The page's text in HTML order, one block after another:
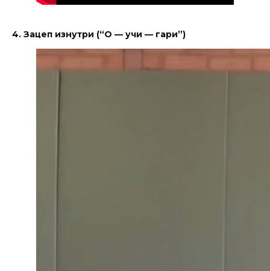
4. Зацеп изнутри (“О — учи — гари”)